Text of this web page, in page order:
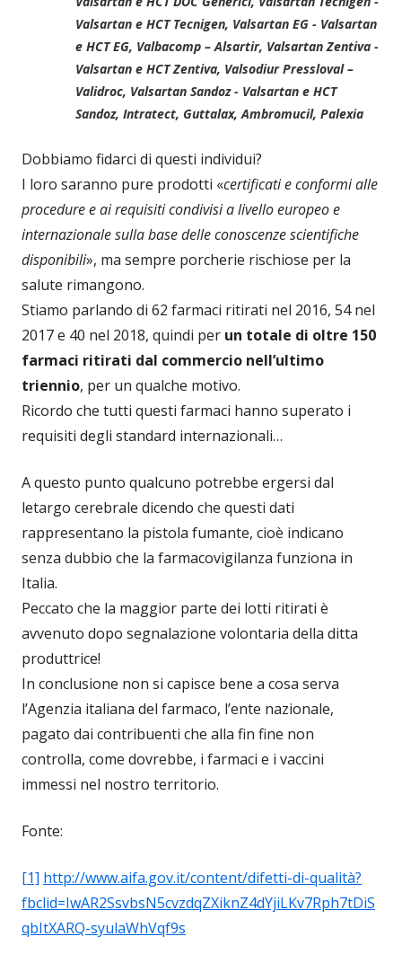
Valsartan e HCT Tecnigen, Valsartan EG - Valsartan
e HCT EG, Valbacomp – Alsartir, Valsartan Zentiva -
Valsartan e HCT Zentiva, ValsodiurPressloval –
Validroc, Valsartan Sandoz - Valsartan e HCT
Sandoz, Intratect, Guttalax, Ambromucil, Palexia
Dobbiamo fidarci di questi individui?
I loro saranno pure prodotti «certificati e conformi alle
procedure e ai requisiti condivisi a livello europeo e
internazionale sulla base delle conoscenze scientifiche
disponibili», ma sempre porcherie rischiose per la
salute rimangono.
Stiamo parlando di 62 farmaci ritirati nel 2016, 54 nel
2017 e 40 nel 2018, quindi per un totale di oltre 150
farmaci ritirati dal commercio nell’ultimo
triennio, per un qualche motivo.
Ricordo che tutti questi farmaci hanno superato i
requisiti degli standard internazionali…
A questo punto qualcuno potrebbe ergersi dal
letargo cerebrale dicendo che questi dati
rappresentano la pistola fumante, cioè indicano
senza dubbio che la farmacovigilanza funziona in
Italia.
Peccato che la maggior parte dei lotti ritirati è
avvenuto dopo segnalazione volontaria della ditta
produttrice!
In conclusione non si capisce bene a cosa serva
l’Agenzia italiana del farmaco, l’ente nazionale,
pagato dai contribuenti che alla fin fine non
controlla, come dovrebbe, i farmaci e i vaccini
immessi nel nostro territorio.
Fonte:
[1] http://www.aifa.gov.it/content/difetti-di-qualità?
fbclid=IwAR2SsvbsN5cvzdqZXiknZ4dYjiLKv7Rph7tDiS
qbItXARQ-syulaWhVqf9s